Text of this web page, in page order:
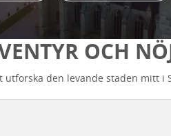
OCH
den levande staden mitt i